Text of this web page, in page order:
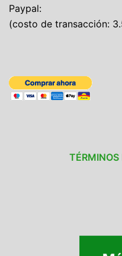
Paypal:
(costo de transacción:
TÉRMINOS